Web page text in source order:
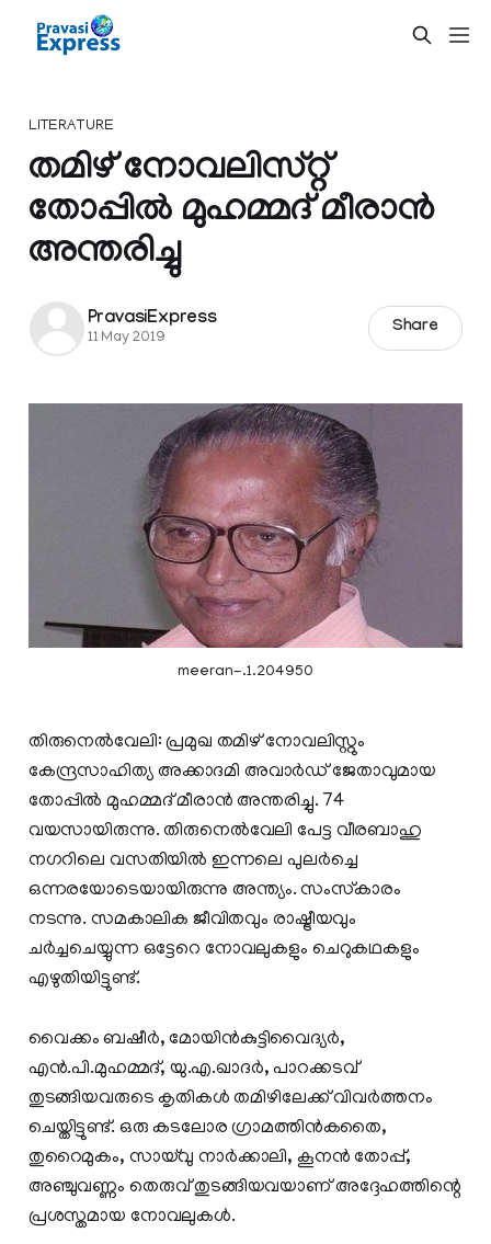
LITERATURE
തമിഴ് നോവലിസ്റ്റ്
തോപ്പിൽ മുഹമ്മദ് മീരാൻ
അന്തരിച്ചു
PravasiExpress
11 May 2019
Share
meeran-.1.204950
തിരുനെൽവേലി: പ്രമുഖ തമിഴ് നോവലിസ്റ്റും
കേന്ദ്രസാഹിത്യ അക്കാദമി അവാർഡ് ജേതാവുമായ
തോപ്പിൽ മുഹമ്മദ് മീരാൻ അന്തരിച്ചു. 74
വയസായിരുന്നു. തിരുനെൽവേലി പേട്ട വീരബാഹു
നഗറിലെ വസതിയിൽ ഇന്നലെ പുലർച്ചെ
ഒന്നരയോടെയായിരുന്നു അന്ത്യം. സംസ്‌കാരം
നടന്നു. സമകാലിക ജീവിതവും രാഷ്ട്രീയവും
ചര്‍ച്ചചെയ്യുന്ന ഒട്ടേറെ നോവലുകളും ചെറുകഥകളും
എഴുതിയിട്ടുണ്ട്.
വൈക്കം ബഷീർ, മോയിൻകുട്ടിവൈദ്യർ,
എൻ.പി.മുഹമ്മദ്, യു.എ.ഖാദർ, പാറക്കടവ്
തുടങ്ങിയവരുടെ കൃതികൾ തമിഴിലേക്ക് വിവർത്തനം
ചെയ്തിട്ടുണ്ട്. ഒരു കടലോര ഗ്രാമത്തിൻകതൈ,
തുറൈമുകം, സായ്‌വു നാർക്കാലി, കൂനൻ തോപ്പ്,
അഞ്ചുവണ്ണം തെരുവ് തുടങ്ങിയവയാണ് അദ്ദേഹത്തിന്റെ
പ്രശസ്തമായ നോവലുകൾ.